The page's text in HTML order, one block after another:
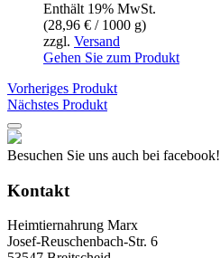
Enthält 19% MwSt.
(28,96 € / 1000 g)
zzgl. Versand
Gehen Sie zum Produkt
Vorheriges Produkt
Nächstes Produkt
Besuchen Sie uns auch bei facebook!
Kontakt
Heimtiernahrung Marx
Josef-Reuschenbach-Str. 6